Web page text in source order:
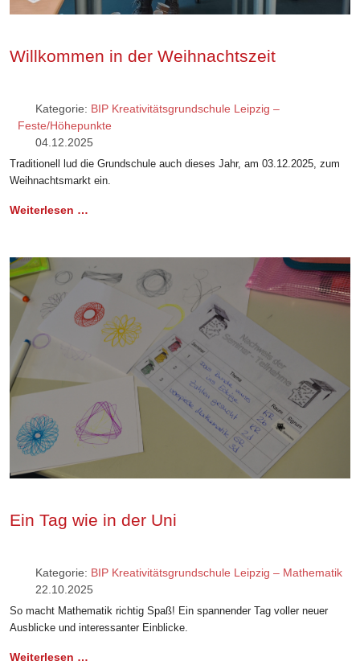
Willkommen in der Weihnachtszeit
Kategorie: BIP Kreativitätsgrundschule Leipzig –
Feste/Höhepunkte
04.12.2025
Traditionell lud die Grundschule auch dieses Jahr, am 03.12.2025, zum
Weihnachtsmarkt ein.
Weiterlesen …
Ein Tag wie in der Uni
Kategorie: BIP Kreativitätsgrundschule Leipzig – Mathematik
22.10.2025
So macht Mathematik richtig Spaß! Ein spannender Tag voller neuer
Ausblicke und interessanter Einblicke.
Weiterlesen …